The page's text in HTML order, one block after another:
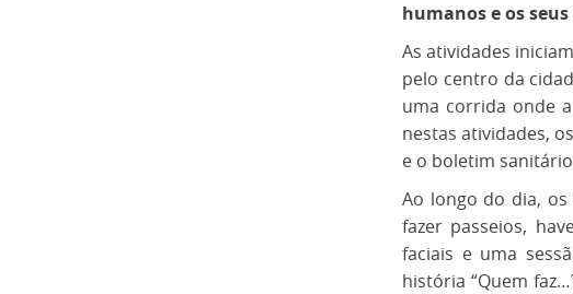
humanos e os
As atividades
pelo centro da
uma corrida onde
nestas atividades,
e o boletim
Ao longo do dia,
fazer passeios,
faciais e uma
história “Quem